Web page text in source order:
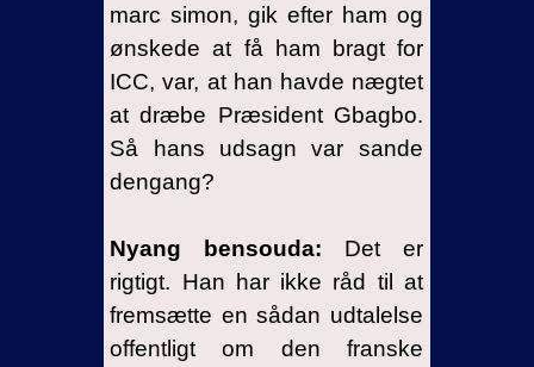
marc simon, gik efter ham og
ønskede at få ham bragt for
ICC, var, at han havde nægtet
at dræbe Præsident Gbagbo.
Så hans udsagn var sande
dengang?
Nyang bensouda: Det er
rigtigt. Han har ikke råd til at
fremsætte en sådan udtalelse
offentligt om den franske